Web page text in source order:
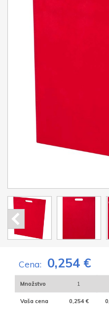
Cena: 0,254 €
Množstvo 1
Vaša cena 0,254 €